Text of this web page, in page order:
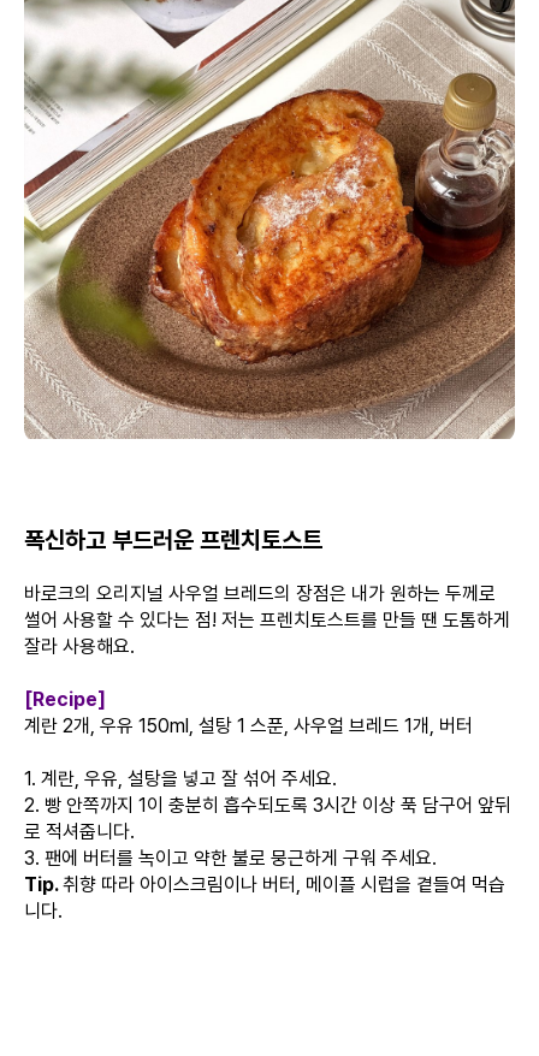
폭신하고 부드러운 프렌치토스트
바로크의 오리지널 사우얼 브레드의 장점은 내가 원하는 두께로
썰어 사용할 수 있다는 점! 저는 프렌치토스트를 만들 땐 도톰하게
잘라 사용해요.
[Recipe]
계란 2개, 우유 150ml, 설탕 1 스푼, 사우얼 브레드 1개, 버터
1. 계란, 우유, 설탕을 넣고 잘 섞어 주세요.
2. 빵 안쪽까지 1이 충분히 흡수되도록 3시간 이상 푹 담구어 앞뒤
로 적셔줍니다.
3. 팬에 버터를 녹이고 약한 불로 뭉근하게 구워 주세요.
Tip.취향 따라 아이스크림이나 버터, 메이플 시럽을 곁들여 먹습
니다.